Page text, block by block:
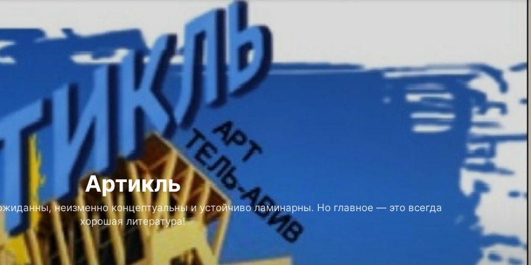
Артикль
неизменно концептуальны и устойчиво ламинарны. Но главное — это всегда
хорошая литература!